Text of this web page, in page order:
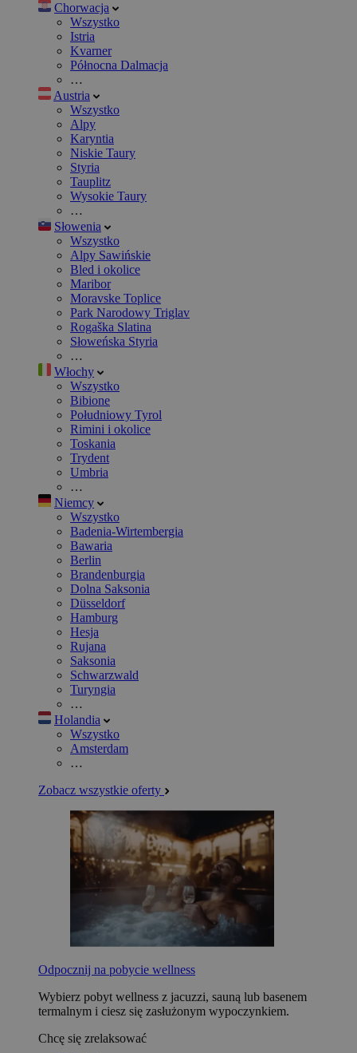
Chorwacja
Wszystko
Istria
Kvarner
Północna Dalmacja
…
Austria
Wszystko
Alpy
Karyntia
Niskie Taury
Styria
Tauplitz
Wysokie Taury
…
Słowenia
Wszystko
Alpy Sawińskie
Bled i okolice
Maribor
Moravske Toplice
Park Narodowy Triglav
Rogaška Slatina
Słoweńska Styria
…
Włochy
Wszystko
Bibione
Południowy Tyrol
Rimini i okolice
Toskania
Trydent
Umbria
…
Niemcy
Wszystko
Badenia-Wirtembergia
Bawaria
Berlin
Brandenburgia
Dolna Saksonia
Düsseldorf
Hamburg
Hesja
Rujana
Saksonia
Schwarzwald
Turyngia
…
Holandia
Wszystko
Amsterdam
…
Zobacz wszystkie oferty
Odpocznij na pobycie wellness
Wybierz pobyt wellness z jacuzzi, sauną lub basenem
termalnym i ciesz się zasłużonym wypoczynkiem.
Chcę się zrelaksować